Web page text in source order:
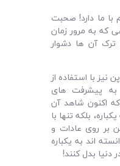
با ما دارد! صحبت
که به مرور زمان
آن ها دشوار
نیز با استفاده از
به پیشرفت های
اکنون شاهد آن
بلکه تنها با
بر روی عادات و
اند به یکباره
بدل کنند!